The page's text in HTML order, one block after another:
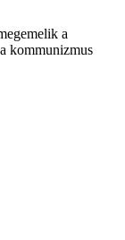
a
kommunizmus